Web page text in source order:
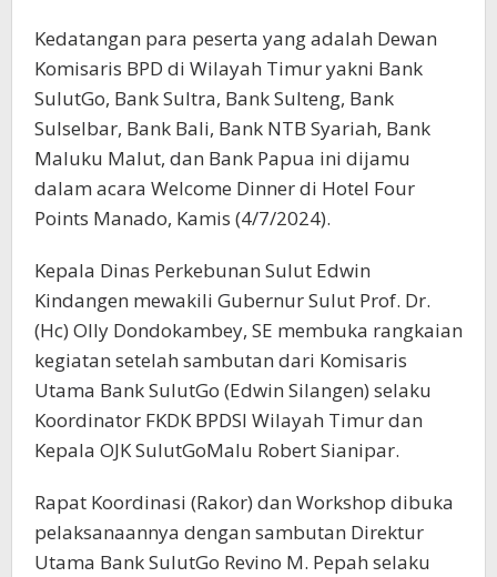
Kedatangan para peserta yang adalah Dewan
Komisaris BPD di Wilayah Timur yakni Bank
SulutGo, Bank Sultra, Bank Sulteng, Bank
Sulselbar, Bank Bali, Bank NTB Syariah, Bank
Maluku Malut, dan Bank Papua ini dijamu
dalam acara Welcome Dinner di Hotel Four
Points Manado, Kamis (4/7/2024).
Kepala Dinas Perkebunan Sulut Edwin
Kindangen mewakili Gubernur Sulut Prof. Dr.
(Hc) Olly Dondokambey, SE membuka rangkaian
kegiatan setelah sambutan dari Komisaris
Utama Bank SulutGo (Edwin Silangen) selaku
Koordinator FKDK BPDSI Wilayah Timur dan
Kepala OJK SulutGoMalu Robert Sianipar.
Rapat Koordinasi (Rakor) dan Workshop dibuka
pelaksanaannya dengan sambutan Direktur
Utama Bank SulutGo Revino M. Pepah selaku